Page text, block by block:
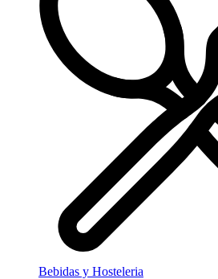
Bebidas y Hosteleria